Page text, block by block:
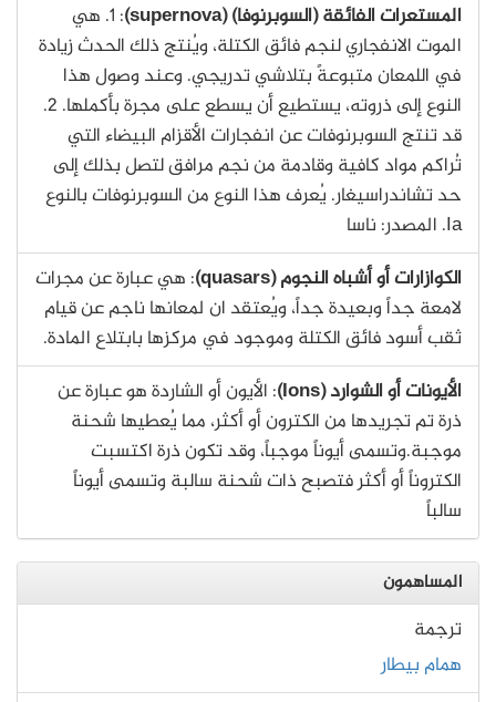
المستعرات الفائقة (السوبرنوفا) (supernova)
: 1. هي
الموت الانفجاري لنجم فائق الكتلة، ويُنتج ذلك الحدث زيادة
في اللمعان متبوعةً بتلاشي تدريجي. وعند وصول هذا
النوع إلى ذروته، يستطيع أن يسطع على مجرة بأكملها. 2.
قد تنتج السوبرنوفات عن انفجارات الأقزام البيضاء التي
تُراكم مواد كافية وقادمة من نجم مرافق لتصل بذلك إلى
حد تشاندراسيغار. يُعرف هذا النوع من السوبرنوفات بالنوع
Ia. المصدر: ناسا
الكوازارات أو أشباه النجوم (quasars)
: هي عبارة عن مجرات
لامعة جداً وبعيدة جداً، ويُعتقد ان لمعانها ناجم عن قيام
ثقب أسود فائق الكتلة وموجود في مركزها بابتلاع المادة.
الأيونات أو الشوارد (Ions)
: الأيون أو الشاردة هو عبارة عن
ذرة تم تجريدها من الكترون أو أكثر، مما يُعطيها شحنة
موجبة.وتسمى أيوناً موجباً، وقد تكون ذرة اكتسبت
الكتروناً أو أكثر فتصبح ذات شحنة سالبة وتسمى أيوناً
سالباً
المساهمون
ترجمة
همام بيطار